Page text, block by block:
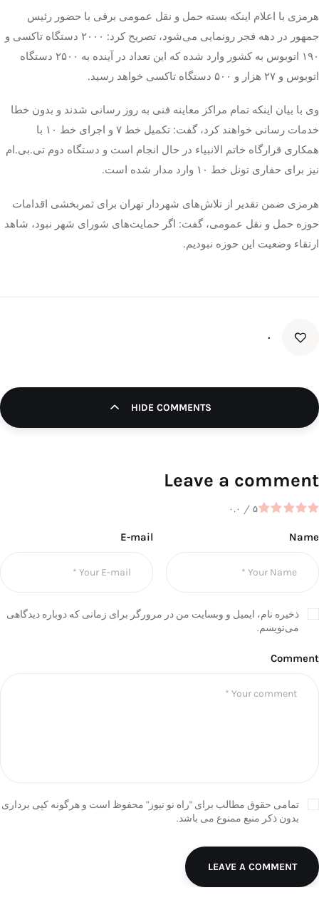
هرمزی با اعلام اینکه بسته حمل و نقل عمومی برقی با حضور رئیس
جمهور در دهه فجر رونمایی می‌شود، تصریح کرد: ۲۰۰۰ دستگاه تاکسی و
۱۹۰ اتوبوس به کشور وارد شده که این تعداد در آینده به ۲۵۰۰ دستگاه
اتوبوس و ۲۷ هزار و ۵۰۰ دستگاه تاکسی خواهد رسید.
وی با بیان اینکه تمام مراکز معاینه فنی به روز رسانی شدند و بدون خطا
خدمات رسانی خواهند کرد، گفت: تکمیل خط ۷ و اجرای خط ۱۰ با
همکاری قرارگاه خاتم الانبیاء در حال انجام است و دستگاه دوم تی.بی.ام
نیز برای حفاری تونل خط ۱۰ وارد مدار شده است.
هرمزی ضمن تقدیر از تلاش‌های شهردار تهران برای ثمربخشی اقدامات
حوزه حمل و نقل عمومی، گفت: اگر حمایت‌های شورای شهر نبود، شاهد
ارتقاء وضعیت این حوزه نبودیم.
۰
HIDE COMMENTS
Leave a comment
۰.۰ / ۵
Name
E-mail
ذخیره نام، ایمیل و وبسایت من در مرورگر برای زمانی که دوباره دیدگاهی
می‌نویسم.
Comment
تمامی حقوق مطالب برای "راه نو نیوز" محفوظ است و هرگونه کپی برداری
بدون ذکر منبع ممنوع می باشد.
LEAVE A COMMENT